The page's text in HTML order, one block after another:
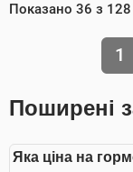
Показано 36 з 128
1
Поширені
Яка ціна на